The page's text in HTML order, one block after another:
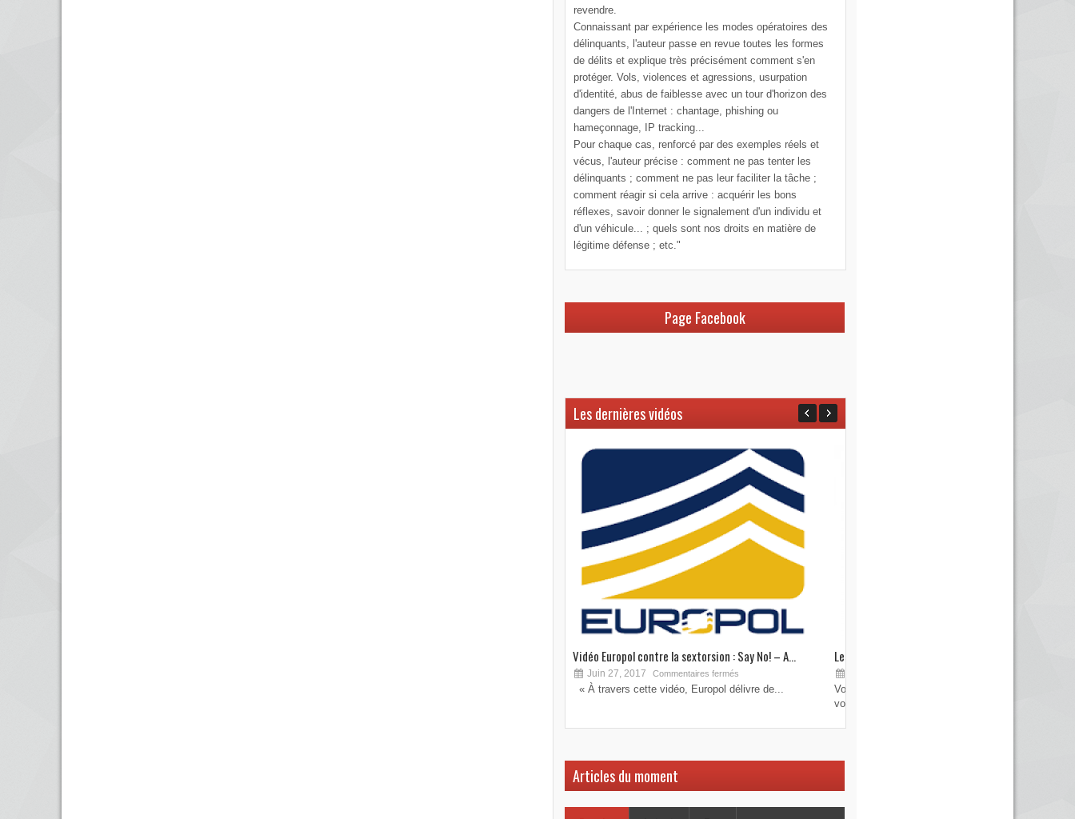
revendre.
Connaissant par expérience les modes opératoires des
délinquants, l'auteur passe en revue toutes les formes
de délits et explique très précisément comment s'en
protéger. Vols, violences et agressions, usurpation
d'identité, abus de faiblesse avec un tour d'horizon des
dangers de l'Internet : chantage, phishing ou
hameçonnage, IP tracking...
Pour chaque cas, renforcé par des exemples réels et
vécus, l'auteur précise : comment ne pas tenter les
délinquants ; comment ne pas leur faciliter la tâche ;
comment réagir si cela arrive : acquérir les bons
réflexes, savoir donner le signalement d'un individu et
d'un véhicule... ; quels sont nos droits en matière de
légitime défense ; etc."
Page Facebook
Les dernières vidéos
Vidéo Europol contre la sextorsion : Say No! – A...
Juin 27, 2017 Commentaires fermés
« À travers cette vidéo, Europol délivre de...
Les brouilleurs de clefs de véhicule
Vous pensez avoir verrouillé votre véhicule avec
votre...
Articles du moment